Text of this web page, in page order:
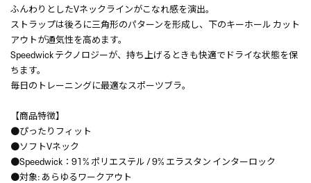
ふんわりとしたVネックラインがこなれ感を演出。
ストラップは後ろに三角形のパターンを形成し、下のキーホール カット
アウトが通気性を高めます。
Speedwick テクノロジーが、持ち上げるときも快適でドライな状態を保
ちます。
毎日のトレーニングに最適なスポーツブラ。
【商品特徴】
●ぴったりフィット
●ソフトVネック
●Speedwick：91% ポリエステル / 9% エラスタン インターロック
●対象: あらゆるワークアウト